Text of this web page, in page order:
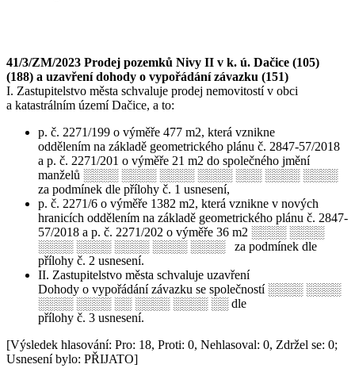
41/3/ZM/2023 Prodej pozemků Nivy II v k. ú. Dačice (105)
(188) a uzavření dohody o vypořádání závazku (151)
I. Zastupitelstvo města schvaluje prodej nemovitostí v obci
a katastrálním území Dačice, a to:
p. č. 2271/199 o výměře 477 m2, která vznikne
oddělením na základě geometrického plánu č. 2847-57/2018
a p. č. 2271/201 o výměře 21 m2 do společného jmění
manželů ░░░░ ░░░░ ░░░░ ░░░░ ░░░ ░░░░ ░░░░
za podmínek dle přílohy č. 1 usnesení,
p. č. 2271/6 o výměře 1382 m2, která vznikne v nových
hranicích oddělením na základě geometrického plánu č. 2847-
57/2018 a p. č. 2271/202 o výměře 36 m2 ░░░░ ░░░░
░░░░ ░░░░ ░░░░ ░░░░ ░░░░ za podmínek dle
přílohy č. 2 usnesení.
II. Zastupitelstvo města schvaluje uzavření
Dohody o vypořádání závazku se společností ░░░░ ░░░░
░░░░ ░░░░ ░░ ░░░░ ░░░░ ░░ dle
přílohy č. 3 usnesení.
[Výsledek hlasování: Pro: 18, Proti: 0, Nehlasoval: 0, Zdržel se: 0;
Usnesení bylo: PŘIJATO]